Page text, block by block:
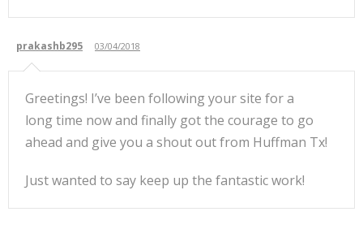
prakashb295 03/04/2018
Greetings! I’ve been following your site for a
long time now and finally got the courage to go
ahead and give you a shout out from Huffman Tx!
Just wanted to say keep up the fantastic work!